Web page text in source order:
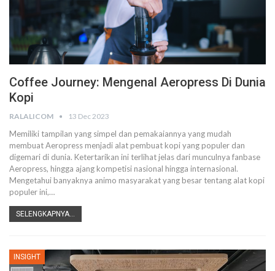
Coffee Journey: Mengenal Aeropress Di Dunia
Kopi
RALALICOM 13 Dec 2023
Memiliki tampilan yang simpel dan pemakaiannya yang mudah
membuat Aeropress menjadi alat pembuat kopi yang populer dan
digemari di dunia. Ketertarikan ini terlihat jelas dari munculnya fanbase
Aeropress, hingga ajang kompetisi nasional hingga internasional.
Mengetahui banyaknya animo masyarakat yang besar tentang alat kopi
populer ini,…
SELENGKAPNYA...
INSIGHT